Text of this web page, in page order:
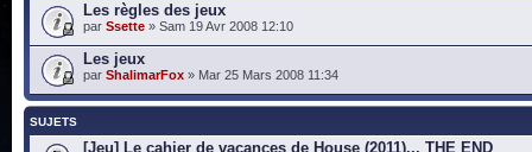
Les règles des jeux
par Ssette » Sam 19 Avr 2008 12:10
Les jeux
par ShalimarFox » Mar 25 Mars 2008 11:34
SUJETS
[Jeu] Le cahier de vacances de House (2011)... THE END